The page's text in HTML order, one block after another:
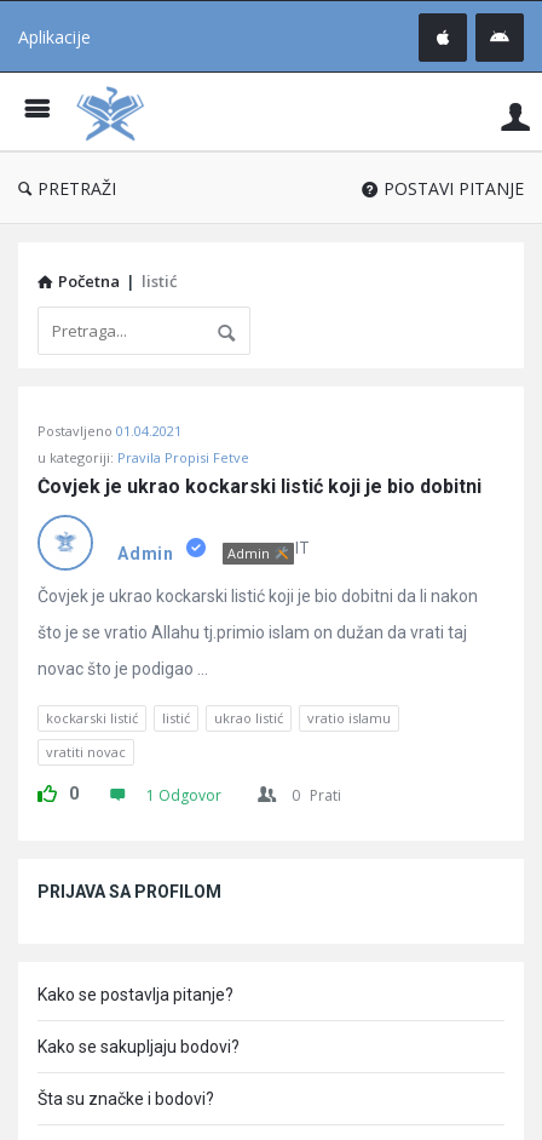
Aplikacije
®
PRETRAŽI POSTAVI PITANJE
Početna | listić
Učene
®
Latest
Pitanja
Postavljeno 01.04.2021
u kategoriji: Pravila Propisi Fetve
Čovjek je ukrao kockarski listić koji je bio dobitni
Admin Admin IT
Čovjek je ukrao kockarski listić koji je bio dobitni da li nakon
što je se vratio Allahu tj.primio islam on dužan da vrati taj
novac što je podigao ...
kockarski listić listić ukrao listić
vratio islamu
vratiti novac
0 1 Odgovor 0 Prati
PRIJAVA SA PROFILOM
Kako se postavlja pitanje?
Kako se sakupljaju bodovi?
Šta su značke i bodovi?